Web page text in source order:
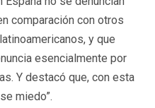
comparación con otros
y que
esencialmente por
Y destacó que, con esta
miedo”.